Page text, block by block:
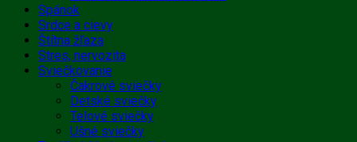
Spánok
Srdce a cievy
Štítna žľaza
Stres, nervozita
Sviečkovanie
Čakrové sviečky
Detské sviečky
Telové sviečky
Ušné sviečky